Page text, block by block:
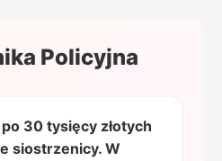
Policyjna
po 30 tysięcy złotych
siostrzenicy. W